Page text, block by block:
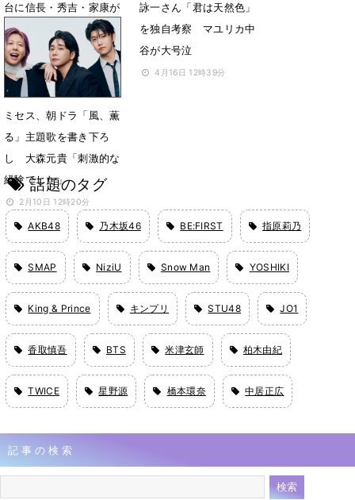
台に信長・秀吉・家康が
愛した理由を解き明かす
4月23日 14時08分
詠一さん「君は天然色」
を独自考察 マユリカ中
谷が大号泣
4月16日 12時39分
ミセス、朝ドラ「風、薫
る」主題歌を書き下ろ
し 大森元貴「刺激的な
経験でした」
2月10日 12時20分
話題のタグ
AKB48 乃木坂46 BE:FIRST 指原莉乃
SMAP NiziU Snow Man YOSHIKI
King & Prince キンプリ STU48 JO1
香取慎吾 BTS 米津玄師 柏木由紀
TWICE 星野源 橋本環奈 中居正広
記事の検索